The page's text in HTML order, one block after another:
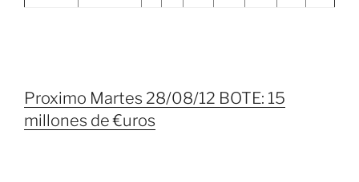
Proximo Martes 28/08/12 BOTE: 15
millones de €uros